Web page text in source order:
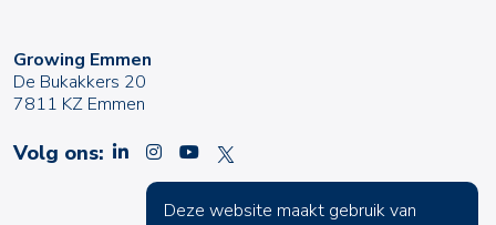
Growing Emmen
De Bukakkers 20
7811 KZ Emmen
Volg ons:
Deze website maakt gebruik van